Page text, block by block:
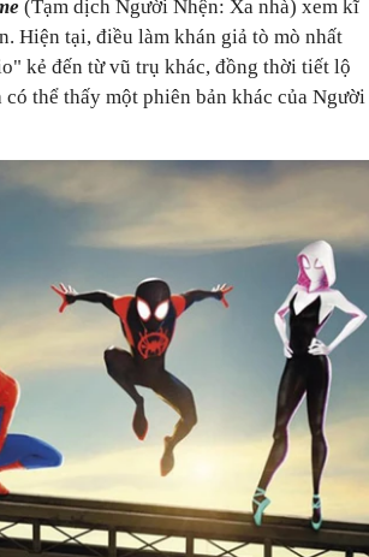
(Tạm dịch Người Nhện: Xa nhà) xem kĩ
Hiện tại, điều làm khán giả tò mò nhất
kẻ đến từ vũ trụ khác, đồng thời tiết lộ
thể thấy một phiên bản khác của Người